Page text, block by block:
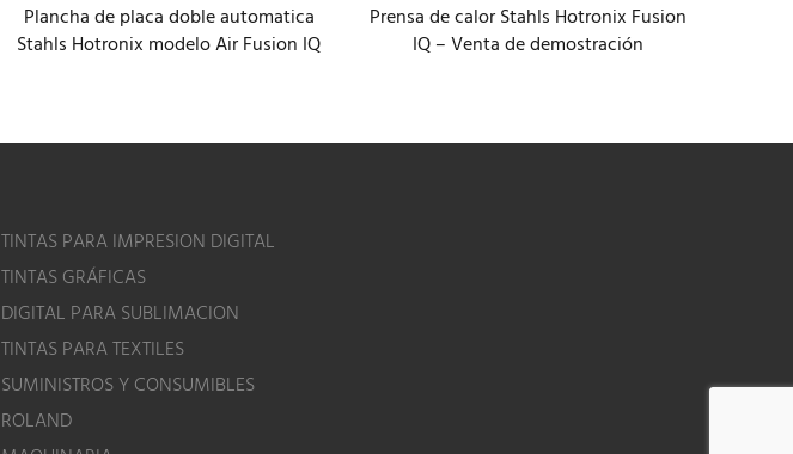
Plancha de placa doble automatica
Stahls Hotronix modelo Air Fusion IQ
Prensa de calor Stahls Hotronix Fusion
IQ – Venta de demostración
TINTAS PARA IMPRESION DIGITAL
TINTAS GRÁFICAS
DIGITAL PARA SUBLIMACION
TINTAS PARA TEXTILES
SUMINISTROS Y CONSUMIBLES
ROLAND